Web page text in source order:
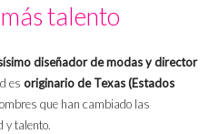
talento
diseñador de modas y director
es originario de Texas (Estados
que han cambiado las
y talento.